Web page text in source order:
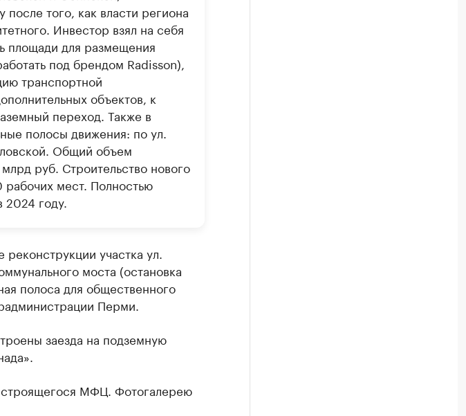
того, как власти региона
Инвестор взял на себя
площади для размещения
под брендом Radisson),
транспортной
объектов, к
переход. Также в
полосы движения: по ул.
Общий объем
руб. Строительство нового
рабочих мест. Полностью
2024 году.
реконструкции участка ул.
моста (остановка
полоса для общественного
Перми.
заезда на подземную
МФЦ. Фотогалерею